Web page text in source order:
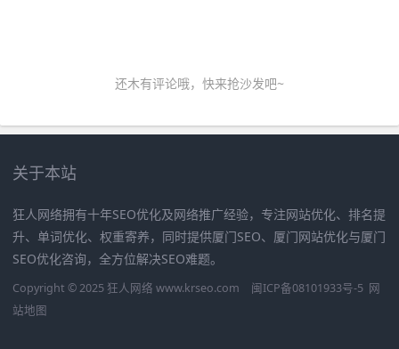
还木有评论哦，快来抢沙发吧~
关于本站
狂人网络拥有十年SEO优化及网络推广经验，专注网站优化、排名提
升、单词优化、权重寄养，同时提供厦门SEO、厦门网站优化与厦门
SEO优化咨询，全方位解决SEO难题。
Copyright © 2025 狂人网络 www.krseo.com 闽ICP备08101933号-5 网
站地图